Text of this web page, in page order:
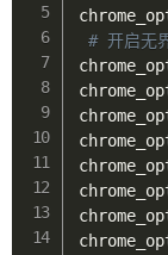
# 开启无